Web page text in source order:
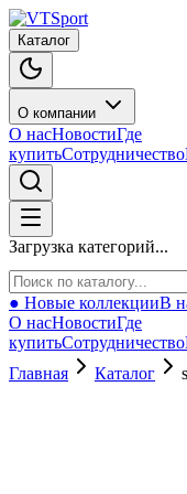
Каталог
О компании
О насНовостиГде
купитьСотрудничество
Загрузка категорий...
● Новые коллекцииВ
О насНовостиГде
купитьСотрудничество
Главная
Каталог